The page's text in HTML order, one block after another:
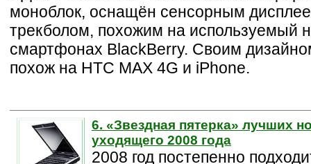
моноблок, оснащён сенсорным
трекболом, похожим на используемый
смартфонах BlackBerry. Своим
похож на HTC MAX 4G и iPhone.
6. «Звездная пятерка» лучших
уходящего 2008 года
2008 год постепенно